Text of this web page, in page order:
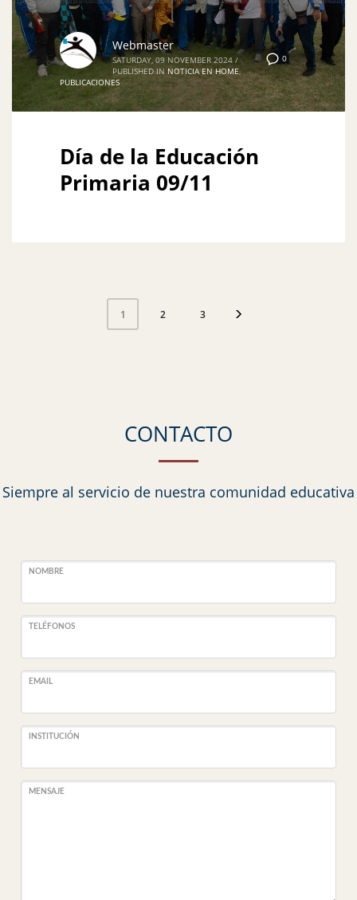
0
Webmaster
SATURDAY, 09 NOVEMBER 2024 /
PUBLISHED IN NOTICIA EN HOME,
PUBLICACIONES
Día de la Educación
Primaria 09/11
1 2 3
CONTACTO
Siempre al servicio de nuestra comunidad educativa
NOMBRE
TELÉFONOS
EMAIL
INSTITUCIÓN
MENSAJE